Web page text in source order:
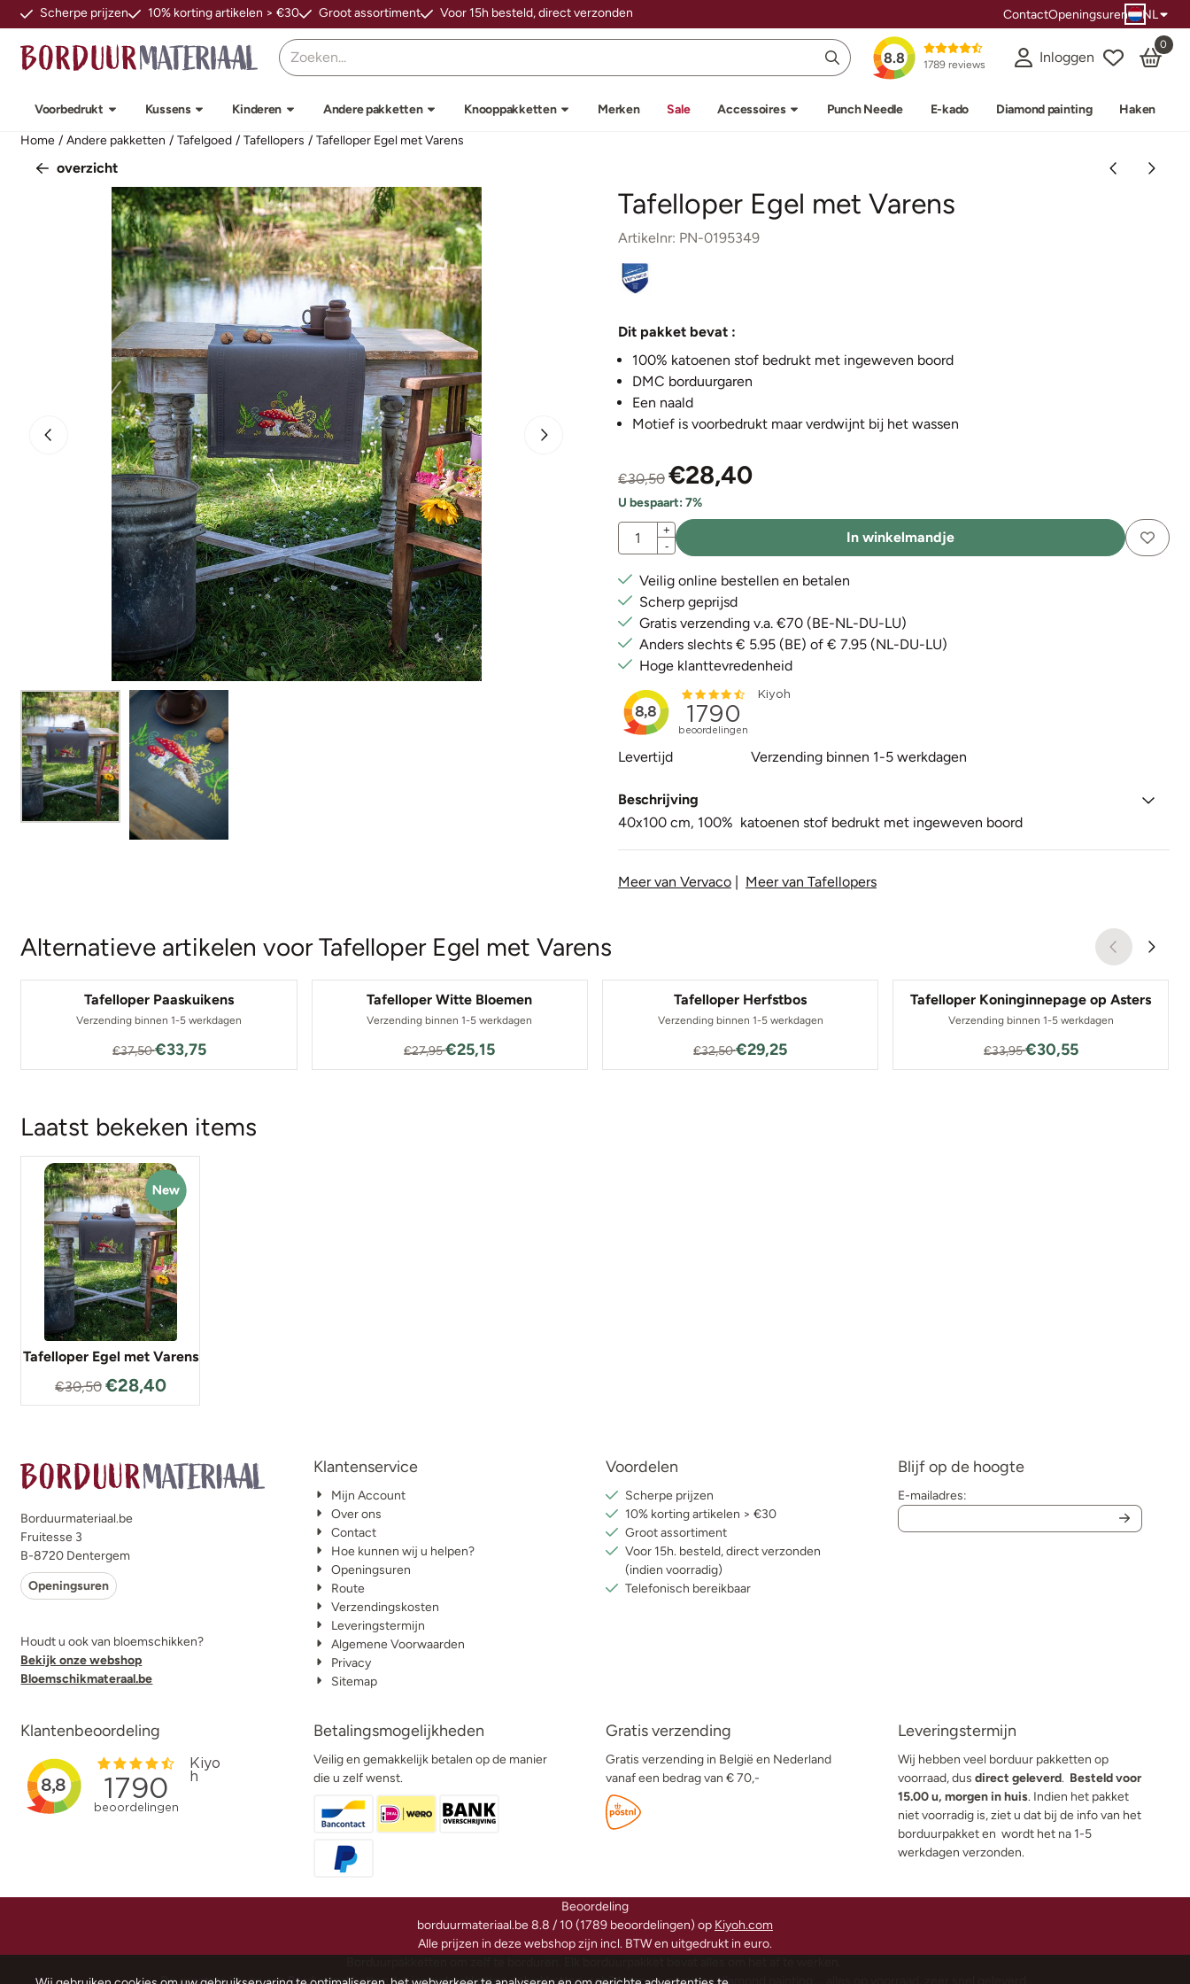
Cookievoorkeuren zijn beschikbaar. Kies instellingen of sta alle cookies toe.
Scherpe prijzen 10% korting artikelen > €30 Groot assortiment Voor 15h besteld, direct verzonden ContactOpeningsuren NL
Zoeken
8.8 1789 reviews Inloggen
0
Voorbedrukt Kussens Kinderen Andere pakketten Knooppakketten Merken Sale Accessoires Punch Needle E-kado Diamond painting Haken
Home / Andere pakketten / Tafelgoed / Tafellopers / Tafelloper Egel met Varens
overzicht
Tafelloper Egel met Varens
Artikelnr: PN-0195349
Dit pakket bevat :
100% katoenen stof bedrukt metingeweven boord
DMC borduurgaren
Een naald
Motief is voorbedrukt maar verdwijnt bij het wassen
€30,50 €28,40
U bespaart:7%
Aantal
+
-
In winkelmandje
Veilig online bestellen en betalen
Scherp geprijsd
Gratis verzending v.a. €70 (BE-NL-DU-LU)
Anders slechts € 5.95 (BE) of € 7.95 (NL-DU-LU)
Hoge klanttevredenheid
Levertijd Verzending binnen 1-5 werkdagen
Beschrijving
40x100 cm, 100% katoenen stof bedrukt metingeweven boord
Meer van Vervaco| Meer van Tafellopers
Alternatieve artikelen voorTafelloper Egel met Varens
Tafelloper Paaskuikens
Verzending binnen 1-5 werkdagen
Van 37,50 voor 33,75
€37,50€33,75
Tafelloper Witte Bloemen
Verzending binnen 1-5 werkdagen
Van 27,95 voor 25,15
€27,95€25,15
Tafelloper Herfstbos
Verzending binnen 1-5 werkdagen
Van 32,50 voor 29,25
€32,50€29,25
Tafelloper Koninginnepage op Asters
Verzending binnen 1-5 werkdagen
Van 33,95 voor 30,55
€33,95€30,55
Laatst bekeken items
Tafelloper Egel met Varens
€30,50 €28,40
Borduurmateriaal.be
Fruitesse 3
B-8720 Dentergem
Openingsuren
Houdt u ook van bloemschikken?
Bekijk onze webshop
Bloemschikmateraal.be
Klantenservice
Mijn Account
Over ons
Contact
Hoe kunnen wij u helpen?
Openingsuren
Route
Verzendingskosten
Leveringstermijn
Algemene Voorwaarden
Privacy
Sitemap
Voordelen
Scherpe prijzen
10% korting artikelen > €30
Groot assortiment
Voor 15h. besteld, direct verzonden
(indien voorradig)
Telefonisch bereikbaar
Blijf op de hoogte
E-mailadres:
Klantenbeoordeling Betalingsmogelijkheden
Veilig en gemakkelijk betalen op de manier
die u zelf wenst.
Gratis verzending
Gratis verzending in België en Nederland
vanaf een bedrag van € 70,-
Leveringstermijn
Wij hebben veel borduur pakketten op
voorraad, dusdirect geleverd. Besteld voor
15.00 u, morgen in huis. Indien het pakket
niet voorradig is, ziet u dat bij de info van het
borduurpakket en wordt het na 1-5
werkdagen verzonden.
Beoordeling
borduurmateriaal.be8.8 / 10(1789beoordelingen) op Kiyoh.com
Alle prijzen in deze webshop zijn incl. BTW en uitgedrukt in euro.
De grootste keuze aan Borduurpakketten, kruissteekpakketten, telpakketten, schilderen op nummer, diamond painting,… alles op voorraad. zeer snel geleverd.